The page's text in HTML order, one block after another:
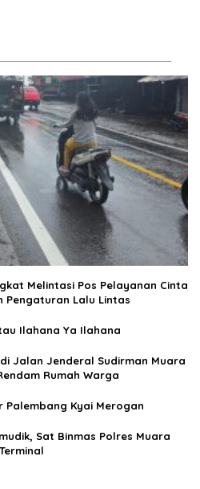
Melintasi Pos Pelayanan Cinta
Pengaturan Lalu Lintas
Ilahana Ya Ilahana
di Jalan Jenderal Sudirman Muara
Rumah Warga
Palembang Kyai Merogan
Sat Binmas Polres Muara